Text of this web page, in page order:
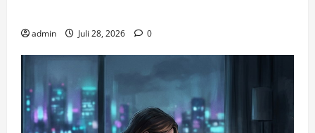
admin Juli 28, 2026 0